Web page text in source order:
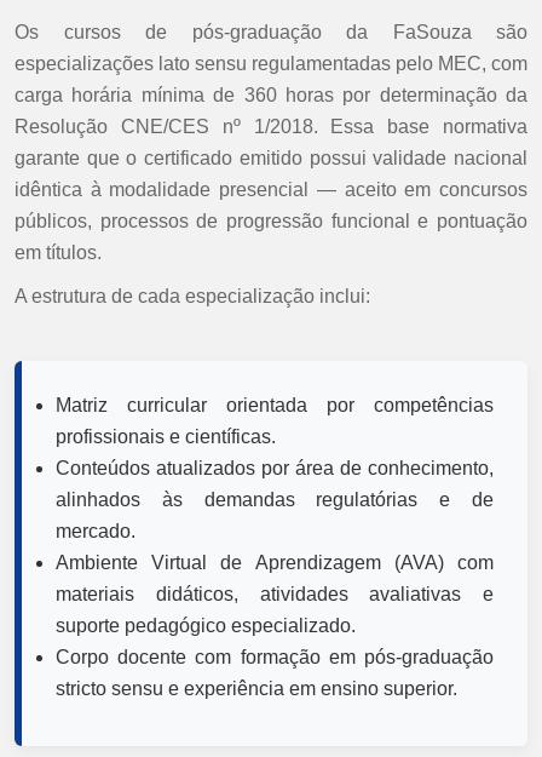
Os cursos de pós-graduação da FaSouza são
especializações lato sensu regulamentadas pelo MEC, com
carga horária mínima de 360 horas por determinação da
Resolução CNE/CES nº 1/2018. Essa base normativa
garante que o certificado emitido possui validade nacional
idêntica à modalidade presencial — aceito em concursos
públicos, processos de progressão funcional e pontuação
em títulos.
A estrutura de cada especialização inclui:
Matriz curricular orientada por competências
profissionais e científicas.
Conteúdos atualizados por área de conhecimento,
alinhados às demandas regulatórias e de
mercado.
Ambiente Virtual de Aprendizagem (AVA) com
materiais didáticos, atividades avaliativas e
suporte pedagógico especializado.
Corpo docente com formação em pós-graduação
stricto sensu e experiência em ensino superior.